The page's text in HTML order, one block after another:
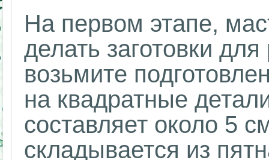
На первом этапе,
делать заготовки
возьмите
на квадратные
составляет около 5
складывается из